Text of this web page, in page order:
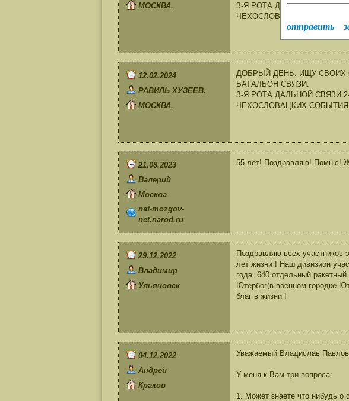
отправить
МОСКВА.
З-Я РОТА ДАЛЬНОЙ СВЯЗИ.2-
ЧЕХОСЛОВАЦКИХ
12.02.2024
РАВИЛЬ ХУЗЕЕВ.
МОСКВА.
ДОБРЫЙ ДЕНЬ. ИЩУ СВОИХ
БАТАЛЬОН СВЯЗИ.
З-Я РОТА ДАЛЬНОЙ СВЯЗИ.2-
ЧЕХОСЛОВАЦКИХ
21.08.2023
Валерий
Москва
net-mozgov-
net.narod.ru
55 лет! Поздравляю! Помню!
29.12.2022
Владимир
Ульяновск
Поздравляю всех
лет жизни ! Наш дивизион
года. 640 отдельный
Ютербог(в военном городке
благ в жизни !
04.12.2022
Андрей
Краков
Уважаемый Владислав
У меня к Вам три вопроса:
1. Может знаете что нибудь о